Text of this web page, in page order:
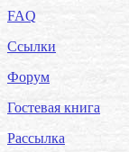
FAQ
Ссылки
Форум
Гостевая книга
Рассылка